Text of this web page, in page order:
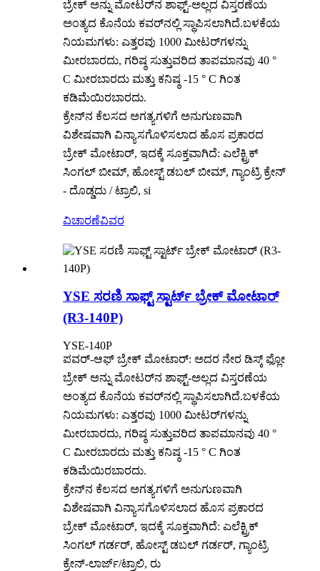
ಬ್ರೇಕ್ ಅನ್ನು ಮೋಟರ್‌ನ ಶಾಫ್ಟ್-ಅಲ್ಲದ ವಿಸ್ತರಣೆಯ
ಅಂತ್ಯದ ಕೊನೆಯ ಕವರ್‌ನಲ್ಲಿ ಸ್ಥಾಪಿಸಲಾಗಿದೆ.ಬಳಕೆಯ
ನಿಯಮಗಳು: ಎತ್ತರವು 1000 ಮೀಟರ್‌ಗಳನ್ನು
ಮೀರಬಾರದು, ಗರಿಷ್ಠ ಸುತ್ತುವರಿದ ತಾಪಮಾನವು 40 °
C ಮೀರಬಾರದು ಮತ್ತು ಕನಿಷ್ಠ -15 ° C ಗಿಂತ
ಕಡಿಮೆಯಿರಬಾರದು.
ಕ್ರೇನ್‌ನ ಕೆಲಸದ ಅಗತ್ಯಗಳಿಗೆ ಅನುಗುಣವಾಗಿ
ವಿಶೇಷವಾಗಿ ವಿನ್ಯಾಸಗೊಳಿಸಲಾದ ಹೊಸ ಪ್ರಕಾರದ
ಬ್ರೇಕ್ ಮೋಟಾರ್, ಇದಕ್ಕೆ ಸೂಕ್ತವಾಗಿದೆ: ಎಲೆಕ್ಟ್ರಿಕ್
ಸಿಂಗಲ್ ಬೀಮ್, ಹೋಸ್ಟ್ ಡಬಲ್ ಬೀಮ್, ಗ್ಯಾಂಟ್ರಿ ಕ್ರೇನ್
- ದೊಡ್ಡದು / ಟ್ರಾಲಿ, si
ವಿಚಾರಣೆವಿವರ
YSE ಸರಣಿ ಸಾಫ್ಟ್ ಸ್ಟಾರ್ಟ್ ಬ್ರೇಕ್ ಮೋಟಾರ್
(R3-140P)
YSE-140P
ಪವರ್-ಆಫ್ ಬ್ರೇಕ್ ಮೋಟಾರ್: ಅದರ ನೇರ ಡಿಸ್ಕ್ ಫ್ಲೋ
ಬ್ರೇಕ್ ಅನ್ನು ಮೋಟರ್‌ನ ಶಾಫ್ಟ್-ಅಲ್ಲದ ವಿಸ್ತರಣೆಯ
ಅಂತ್ಯದ ಕೊನೆಯ ಕವರ್‌ನಲ್ಲಿ ಸ್ಥಾಪಿಸಲಾಗಿದೆ.ಬಳಕೆಯ
ನಿಯಮಗಳು: ಎತ್ತರವು 1000 ಮೀಟರ್‌ಗಳನ್ನು
ಮೀರಬಾರದು, ಗರಿಷ್ಠ ಸುತ್ತುವರಿದ ತಾಪಮಾನವು 40 °
C ಮೀರಬಾರದು ಮತ್ತು ಕನಿಷ್ಠ -15 ° C ಗಿಂತ
ಕಡಿಮೆಯಿರಬಾರದು.
ಕ್ರೇನ್‌ನ ಕೆಲಸದ ಅಗತ್ಯಗಳಿಗೆ ಅನುಗುಣವಾಗಿ
ವಿಶೇಷವಾಗಿ ವಿನ್ಯಾಸಗೊಳಿಸಲಾದ ಹೊಸ ಪ್ರಕಾರದ
ಬ್ರೇಕ್ ಮೋಟಾರ್, ಇದಕ್ಕೆ ಸೂಕ್ತವಾಗಿದೆ: ಎಲೆಕ್ಟ್ರಿಕ್
ಸಿಂಗಲ್ ಗರ್ಡರ್, ಹೋಸ್ಟ್ ಡಬಲ್ ಗರ್ಡರ್, ಗ್ಯಾಂಟ್ರಿ
ಕ್ರೇನ್-ಲಾರ್ಜ್/ಟ್ರಾಲಿ, ರು